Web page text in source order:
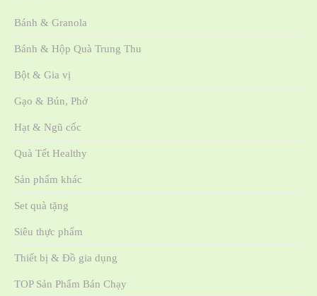
Bánh & Granola
Bánh & Hộp Quà Trung Thu
Bột & Gia vị
Gạo & Bún, Phở
Hạt & Ngũ cốc
Quà Tết Healthy
Sản phẩm khác
Set quà tặng
Siêu thực phẩm
Thiết bị & Đồ gia dụng
TOP Sản Phẩm Bán Chạy